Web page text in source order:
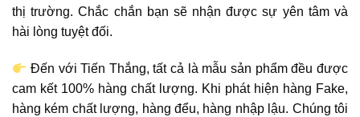
thị trường. Chắc chắn bạn sẽ nhận được sự yên tâm và
hài lòng tuyệt đối.
Đến với Tiến Thắng, tất cả là mẫu sản phẩm đều được
cam kết 100% hàng chất lượng. Khi phát hiện hàng Fake,
hàng kém chất lượng, hàng đểu, hàng nhập lậu. Chúng tôi